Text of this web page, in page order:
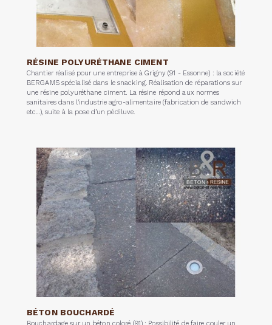
RÉSINE POLYURÉTHANE CIMENT
Chantier réalisé pour une entreprise à Grigny (91 - Essonne) : la société
BERGAMS spécialisé dans le snacking. Réalisation de réparations sur
une résine polyuréthane ciment. La résine répond aux normes
sanitaires dans l’industrie agro-alimentaire (fabrication de sandwich
etc...), suite à la pose d’un pédiluve.
BÉTON BOUCHARDÉ
Bouchardage sur un béton coloré (91) : Possibilité de faire couler un